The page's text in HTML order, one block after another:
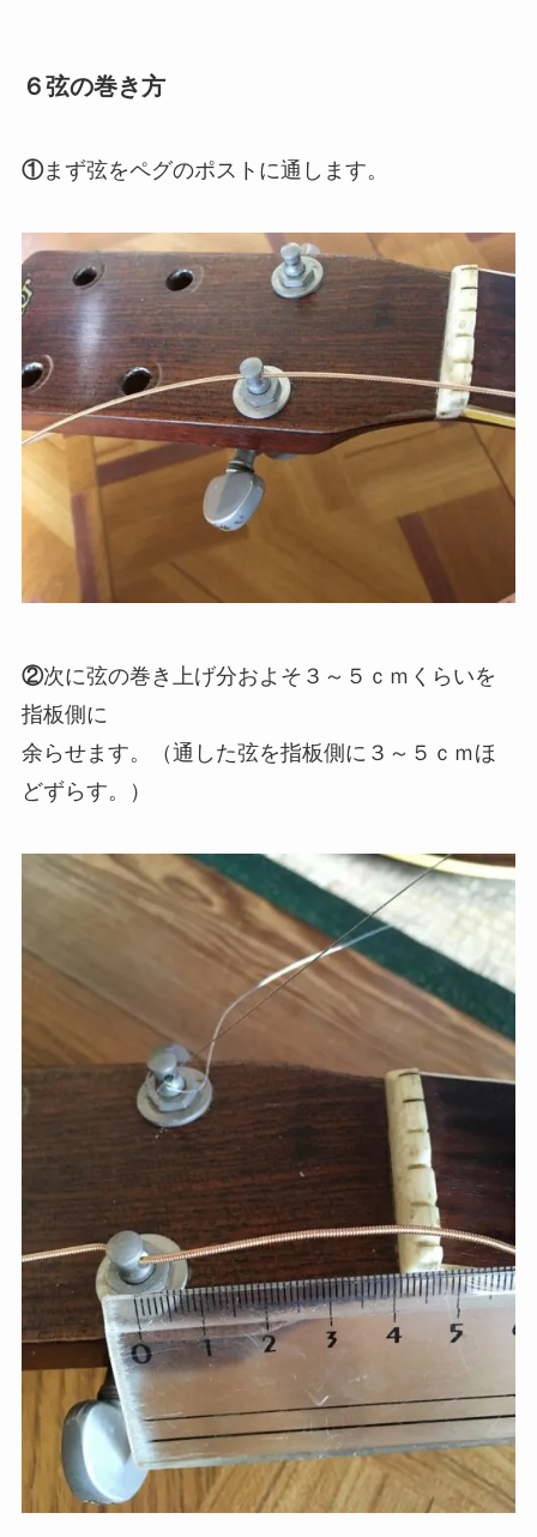
６弦の巻き方
①まず弦をペグのポストに通します。
②次に弦の巻き上げ分およそ３～５ｃｍくらいを
指板側に
余らせます。（通した弦を指板側に３～５ｃｍほ
どずらす。）